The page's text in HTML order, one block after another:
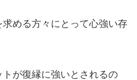
める方々にとって心強い存
が復縁に強いとされるの